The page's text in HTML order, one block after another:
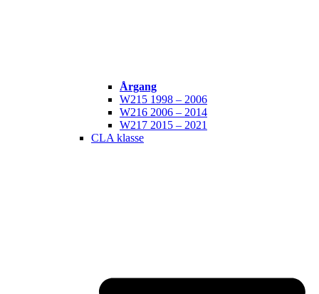
Årgang
W215 1998 – 2006
W216 2006 – 2014
W217 2015 – 2021
CLA klasse